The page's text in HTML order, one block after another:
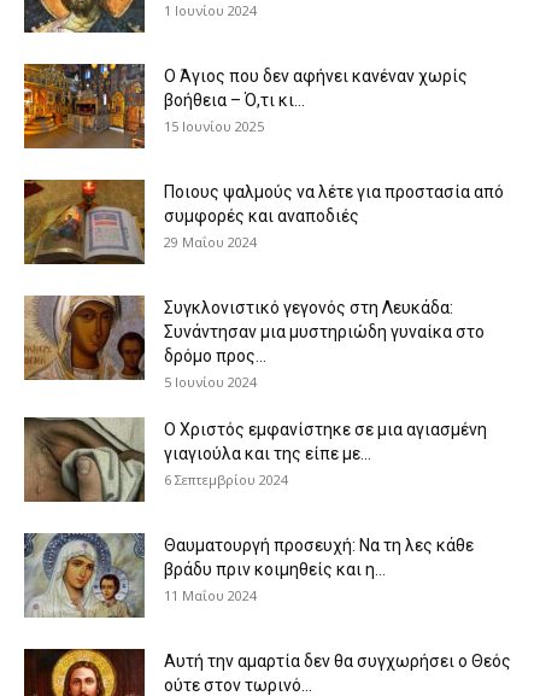
1 Ιουνίου 2024
Ο Άγιος που δεν αφήνει κανέναν χωρίς
βοήθεια – Ό,τι κι...
15 Ιουνίου 2025
Ποιους ψαλμούς να λέτε για προστασία από
συμφορές και αναποδιές
29 Μαΐου 2024
Συγκλονιστικό γεγονός στη Λευκάδα:
Συνάντησαν μια μυστηριώδη γυναίκα στο
δρόμο προς...
5 Ιουνίου 2024
Ο Χριστός εμφανίστηκε σε μια αγιασμένη
γιαγιούλα και της είπε με...
6 Σεπτεμβρίου 2024
Θαυματουργή προσευχή: Να τη λες κάθε
βράδυ πριν κοιμηθείς και η...
11 Μαΐου 2024
Αυτή την αμαρτία δεν θα συγχωρήσει ο Θεός
ούτε στον τωρινό...